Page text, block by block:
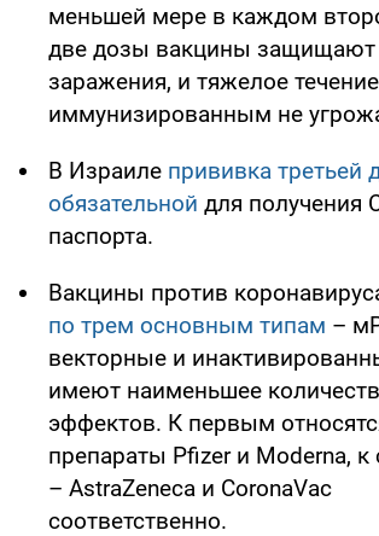
меньшей мере в каждом
две дозы вакцины защищают
заражения, и тяжелое
иммунизированным не
В Израиле прививка третьей
обязательной для получения
паспорта.
Вакцины против
по трем основным типам –
векторные и
имеют наименьшее
эффектов. К первым
препараты Pfizer и Moderna,
– AstraZeneca и CoronaVac
соответственно.